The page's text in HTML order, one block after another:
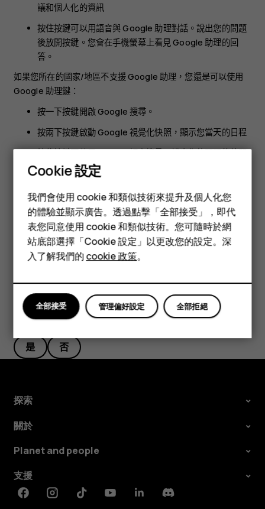
智慧型手機
功能型手機
配件
平板電腦
議和個人化的資訊
按住按鍵可以用語音與 Google 助理對話。說出您的問題
後放開按鍵。您會在手機螢幕上看見 Google 助理的回
答。
如果您所在的國家/地區不支援 Google 助理，您還是可以使用
Google 助理鍵：
按一下按鍵開啟 Google 搜尋。
按兩下按鍵啟動 Google 視覺化快照，顯示您當天的日程
按住按鍵可使用 Google 語音搜尋。說出您的問題後放開
按鍵。您會在手機螢幕上看見 Google 的回答。
關閉 Google 助理鍵
要關閉 Google 助理鍵，點選設定>系統>手勢>輔助手勢，然
後將輔助手勢設定為關閉。
您認為這有幫助嗎？
是 否
探索
關於
Planet and people
支援
FacebookInstagramTiktokYoutubeLinkedinDiscord
Cookie 設定
我們會使用 cookie 和類似技術來提升及個人化您
的體驗並顯示廣告。透過點擊「全部接受」，即代
表您同意使用 cookie 和類似技術。您可隨時於網
站底部選擇「Cookie 設定」以更改您的設定。深
入了解我們的cookie 政策。
全部拒絕
管理偏好設定
全部接受